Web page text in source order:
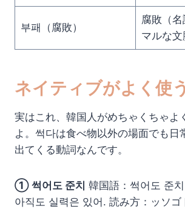
부패（腐敗）
腐敗（
マルな文
ネイティブがよく使
実はこれ、韓国人がめちゃくちゃよ
よ。썩다は食べ物以外の場面でも日
出てくる動詞なんです。
① 썩어도 준치 韓国語：썩어도 준
아직도 실력은 있어. 読み方：ッソゴ